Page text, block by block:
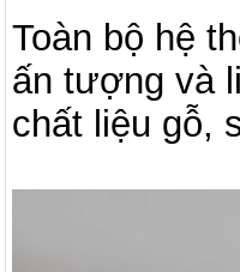
Toàn bộ hệ
ấn tượng và
chất liệu gỗ,